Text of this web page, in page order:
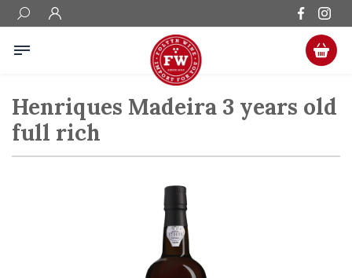
Henriques Madeira 3 years old
full rich